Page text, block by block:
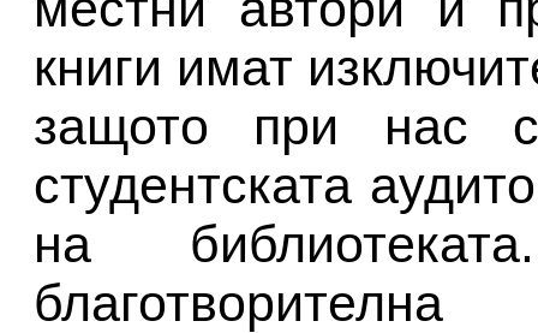
книги имат
защото при нас
студентската
на